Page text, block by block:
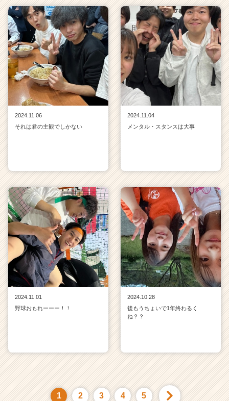
2024.11.06
それは君の主観でしかない
2024.11.04
メンタル・スタンスは大事
2024.11.01
野球おもれーーー！！
2024.10.28
後もうちょいで1年終わるく
ね？？
1 2 3 4 5